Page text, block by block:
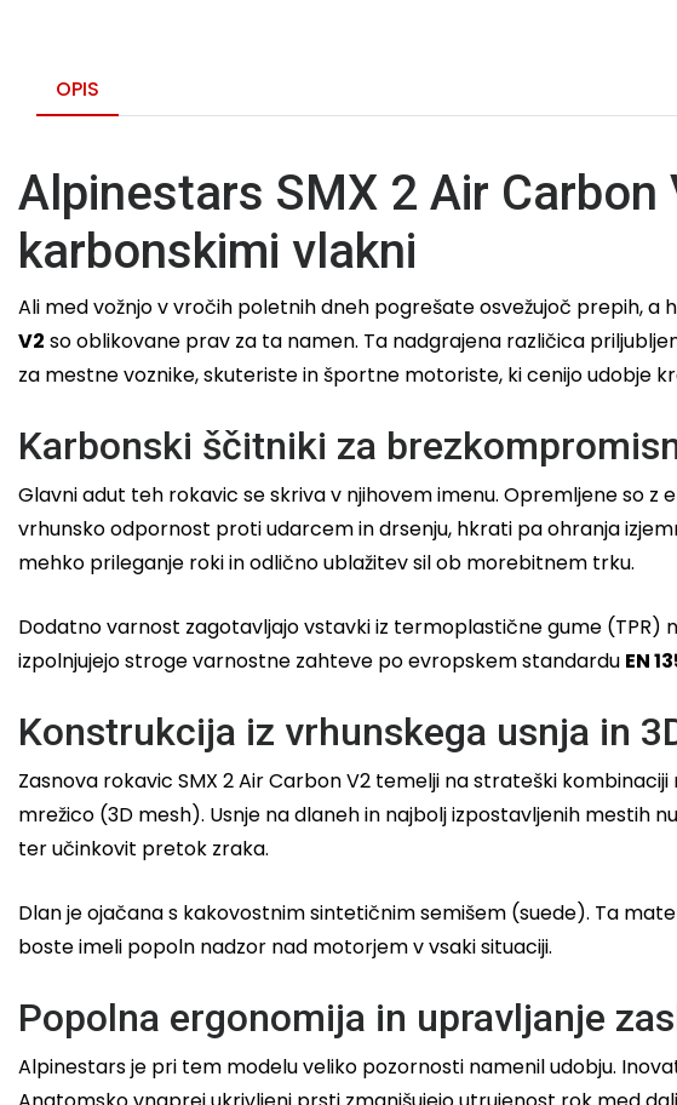
OPIS
Alpinestars SMX 2 Air
karbonskimi vlakni
Ali med vožnjo v vročih poletnih dneh pogrešate osvežujoč prepih,
V2 so oblikovane prav za ta namen. Ta nadgrajena različica
za mestne voznike, skuteriste in športne motoriste, ki cenijo udobje
Karbonski ščitniki za
Glavni adut teh rokavic se skriva v njihovem imenu. Opremljene so z
vrhunsko odpornost proti udarcem in drsenju, hkrati pa ohranja
mehko prileganje roki in odlično ublažitev sil ob morebitnem trku.
Dodatno varnost zagotavljajo vstavki iz termoplastične gume
izpolnjujejo stroge varnostne zahteve po evropskem standardu EN
Konstrukcija iz vrhunskega usnja in
Zasnova rokavic SMX 2 Air Carbon V2 temelji na strateški
mrežico (3D mesh). Usnje na dlaneh in najbolj izpostavljenih
ter učinkovit pretok zraka.
Dlan je ojačana s kakovostnim sintetičnim semišem (suede). Ta
boste imeli popoln nadzor nad motorjem v vsaki situaciji.
Popolna ergonomija in upravljanje
Alpinestars je pri tem modelu veliko pozornosti namenil udobju.